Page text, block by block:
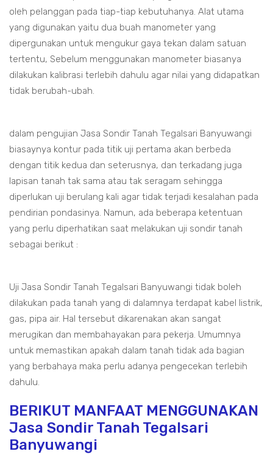
oleh pelanggan pada tiap-tiap kebutuhanya. Alat utama
yang digunakan yaitu dua buah manometer yang
dipergunakan untuk mengukur gaya tekan dalam satuan
tertentu, Sebelum menggunakan manometer biasanya
dilakukan kalibrasi terlebih dahulu agar nilai yang didapatkan
tidak berubah-ubah.
dalam pengujian Jasa Sondir Tanah Tegalsari Banyuwangi
biasaynya kontur pada titik uji pertama akan berbeda
dengan titik kedua dan seterusnya, dan terkadang juga
lapisan tanah tak sama atau tak seragam sehingga
diperlukan uji berulang kali agar tidak terjadi kesalahan pada
pendirian pondasinya. Namun, ada beberapa ketentuan
yang perlu diperhatikan saat melakukan uji sondir tanah
sebagai berikut :
Uji Jasa Sondir Tanah Tegalsari Banyuwangi tidak boleh
dilakukan pada tanah yang di dalamnya terdapat kabel listrik,
gas, pipa air. Hal tersebut dikarenakan akan sangat
merugikan dan membahayakan para pekerja. Umumnya
untuk memastikan apakah dalam tanah tidak ada bagian
yang berbahaya maka perlu adanya pengecekan terlebih
dahulu.
BERIKUT MANFAAT MENGGUNAKAN
Jasa Sondir Tanah Tegalsari
Banyuwangi